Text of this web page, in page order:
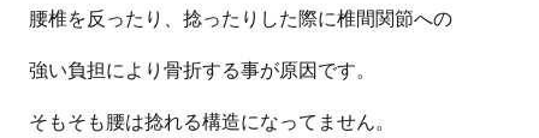
腰椎を反ったり、捻ったりした際に椎間関節への
強い負担により骨折する事が原因です。
そもそも腰は捻れる構造になってません。